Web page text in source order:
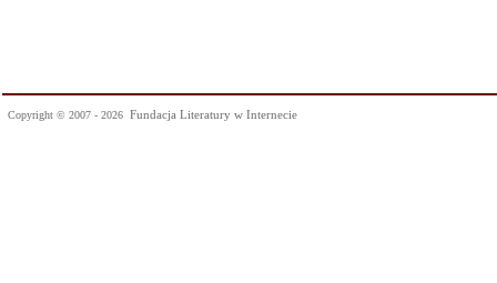
Copyright © 2007 - 2026 Fundacja Literatury w Internecie